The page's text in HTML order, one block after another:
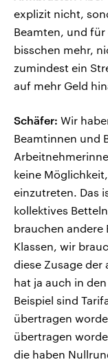
explizit nicht,
Beamten, und
bisschen mehr,
zumindest ein
auf mehr Geld
Schäfer: Wir
Beamtinnen und
keine
einzutreten. Das
kollektives
brauchen andere
Klassen, wir
diese Zusage
hat ja auch in
Beispiel sind
übertragen
übertragen
die haben